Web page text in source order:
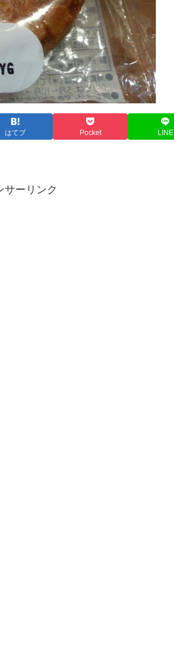
はてブ Pocket LINE
サーリンク